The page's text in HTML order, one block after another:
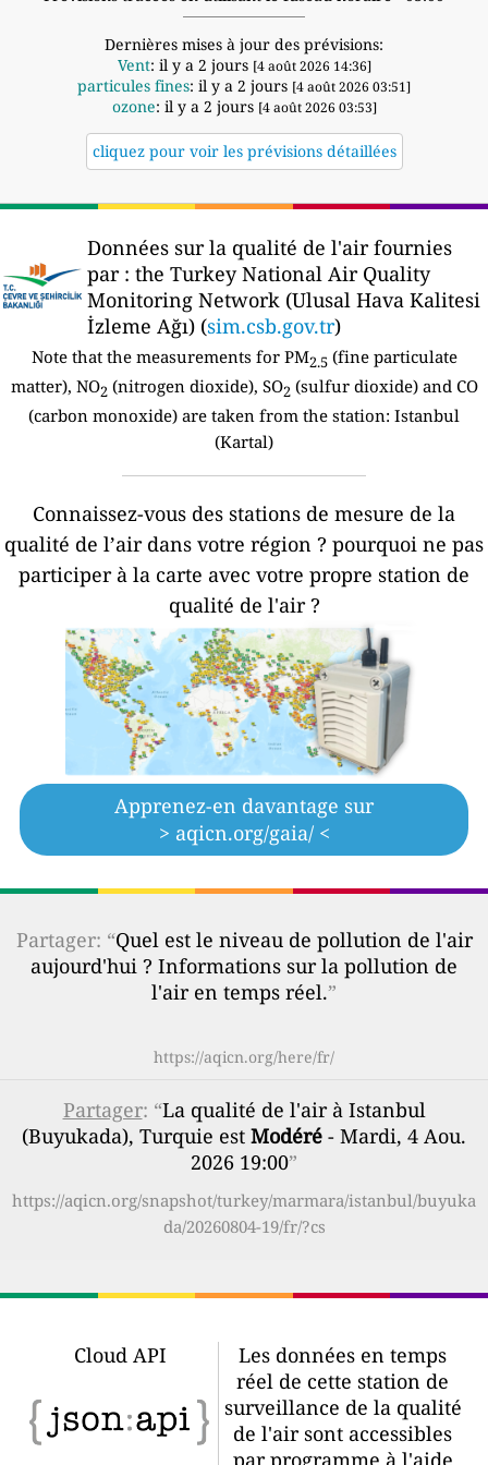
Dernières mises à jour des prévisions:
Vent: il y a 2 jours [4 août 2026 14:36]
particules fines: il y a 2 jours [4 août 2026 03:51]
ozone: il y a 2 jours [4 août 2026 03:53]
cliquez pour voir les prévisions détaillées
Données sur la qualité de l'air fournies
par : the Turkey National Air Quality
Monitoring Network (Ulusal Hava Kalitesi
İzleme Ağı) (sim.csb.gov.tr)
Note that the measurements for PM2.5 (fine particulate
matter), NO2 (nitrogen dioxide), SO2 (sulfur dioxide) and CO
(carbon monoxide) are taken from the station: Istanbul
(Kartal)
Connaissez-vous des stations de mesure de la
qualité de l’air dans votre région ? pourquoi ne pas
participer à la carte avec votre propre station de
qualité de l'air ?
Apprenez-en davantage sur
> aqicn.org/gaia/ <
Partager: “Quel est le niveau de pollution de l'air
aujourd'hui ? Informations sur la pollution de
l'air en temps réel.”
https://aqicn.org/here/fr/
Partager: “La qualité de l'air à Istanbul
(Buyukada), Turquie est Modéré - Mardi, 4 Aou.
2026 19:00”
https://aqicn.org/snapshot/turkey/marmara/istanbul/buyuka
da/20260804-19/fr/?cs
Cloud API
Les données en temps
réel de cette station de
surveillance de la qualité
de l'air sont accessibles
par programme à l'aide